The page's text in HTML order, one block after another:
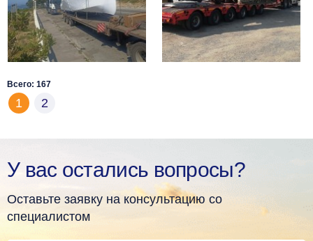
Всего: 167
1 2
У вас остались вопросы?
Оставьте заявку на консультацию со
специалистом